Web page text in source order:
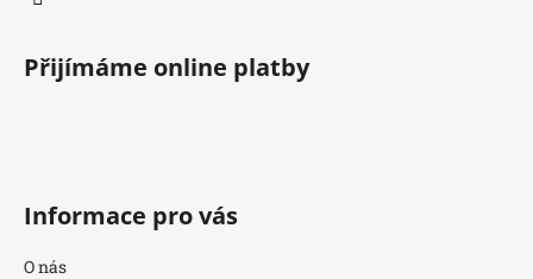
Přijímáme online platby
Informace pro vás
O nás